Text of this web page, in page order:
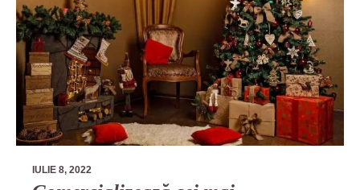
IULIE 8, 2022